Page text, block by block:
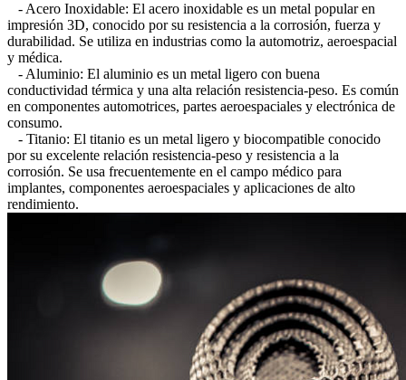
- Acero Inoxidable: El acero inoxidable es un metal popular en
impresión 3D, conocido por su resistencia a la corrosión, fuerza y
durabilidad. Se utiliza en industrias como la automotriz, aeroespacial
y médica.
- Aluminio: El aluminio es un metal ligero con buena
conductividad térmica y una alta relación resistencia-peso. Es común
en componentes automotrices, partes aeroespaciales y electrónica de
consumo.
- Titanio: El titanio es un metal ligero y biocompatible conocido
por su excelente relación resistencia-peso y resistencia a la
corrosión. Se usa frecuentemente en el campo médico para
implantes, componentes aeroespaciales y aplicaciones de alto
rendimiento.